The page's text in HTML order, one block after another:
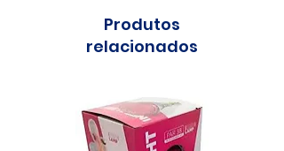
Produtos
relacionados